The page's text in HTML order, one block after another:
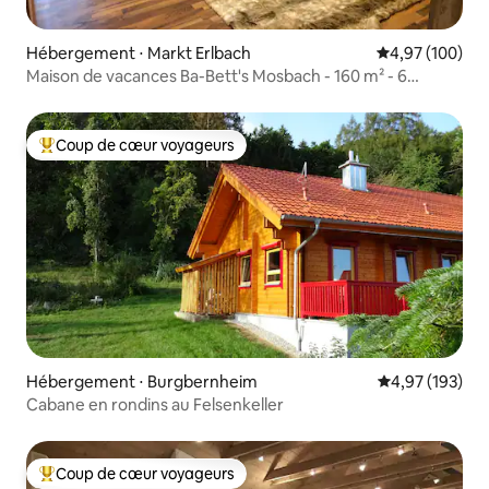
Hébergement ⋅ Markt Erlbach Évaluation
4,97 (100)
Maison de vacances Ba-Bett's Mosbach - 160 m² - 6
Coups de cœur voyageurs les plus appréciés
Coup de cœur voyageurs
Hébergement ⋅ Burgbernheim Évaluation
4,97 (193)
Cabane en rondins au Felsenkeller
Coups de cœur voyageurs les plus appréciés
Coup de cœur voyageurs